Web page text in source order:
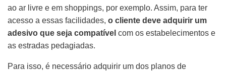
ao ar livre e em shoppings, por exemplo. Assim, para ter
acesso a essas facilidades, o cliente deve adquirir um
adesivo que seja compatível com os estabelecimentos e
as estradas pedagiadas.
Para isso, é necessário adquirir um dos planos de